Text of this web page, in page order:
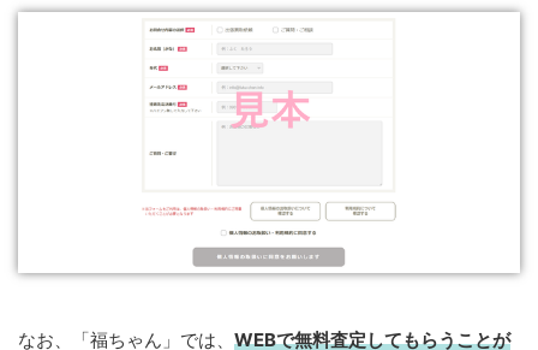
なお、「福ちゃん」では、 WEBで無料査定してもらうことが